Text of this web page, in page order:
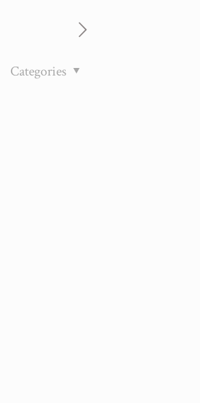
Categories